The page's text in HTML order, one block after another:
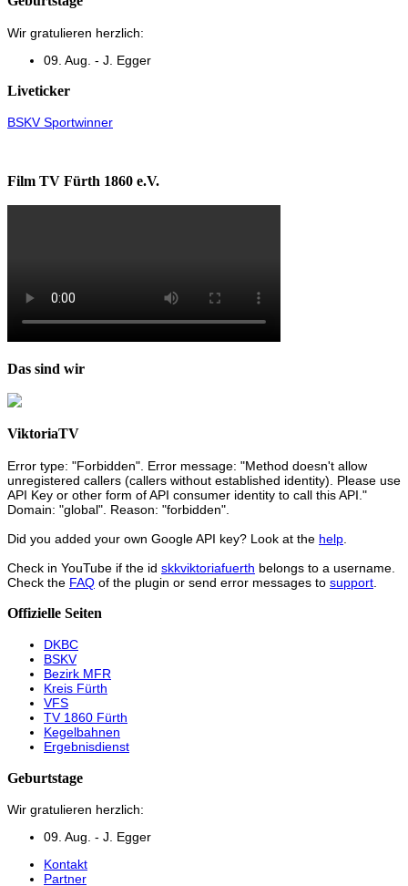
Wir gratulieren herzlich:
09. Aug. - J. Egger
Liveticker
BSKV Sportwinner
Film TV Fürth 1860 e.V.
Das sind wir
ViktoriaTV
Error type: "Forbidden". Error message: "Method doesn't allow
unregistered callers (callers without established identity). Please use
API Key or other form of API consumer identity to call this API."
Domain: "global". Reason: "forbidden".
Did you added your own Google API key? Look at the help
Check in YouTube if the id skkviktoriafuerth belongs to a username.
Check the FAQ of the plugin or send error messages to support
Offizielle Seiten
DKBC
BSKV
Bezirk MFR
Kreis Fürth
VFS
TV 1860 Fürth
Kegelbahnen
Ergebnisdienst
Geburtstage
Wir gratulieren herzlich:
09. Aug. - J. Egger
Kontakt
Partner